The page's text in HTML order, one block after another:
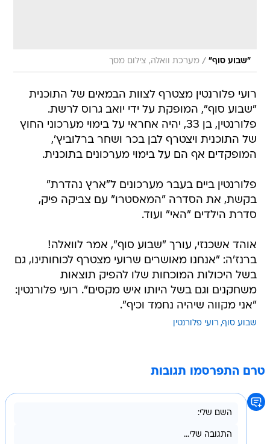
"שבוע סוף" / מערכת וואלה, צילום מסך
רועי פלורנטין מצטרף לצוות הבמאים של התוכנית
"שבוע סוף", המופקת על ידי יואב גרוס לרשת.
פלורנטין, בן 33, יהיה אחראי על בימוי מערכוני החוץ
של התוכנית ויצטרף לבן בכר ושחר ברלוביץ',
המופקדים אף הם על בימוי מערכונים בתוכנית.
פלורנטין ביים בעבר מערכונים ל"ארץ נהדרת"
בקשת, את הסדרה "המאסטרו" עם צביקה פיק,
סדרת הילדים "האי" ועוד.
אוהד אשכנזי, עורך "שבוע סוף", אמר לוואלה!
ברנז'ה: "אנחנו מאושרים שרועי מצטרף לכוחותינו, גם
בשל היכולות המוכחות שלו להפיק תוצאות
משחקנים וגם בשל היותו איש מקסים". רועי פלורנטין:
"אני מקווה שיהיה נחמד וכיף".
שבוע סוף רועי פלורנטין
טרם התפרסמו תגובות